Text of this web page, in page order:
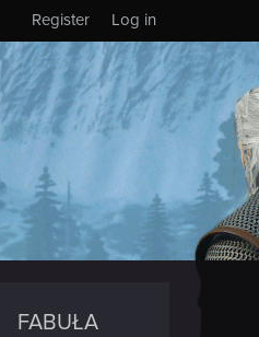
Log in
Register
FABUŁA